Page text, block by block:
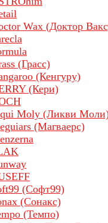
Wax (Доктор
(Грасс)
(Кенгуру)
(Кери)
Moly (Ликви
(Магваерс)
(Софт99)
(Сонакс)
(Темпо)